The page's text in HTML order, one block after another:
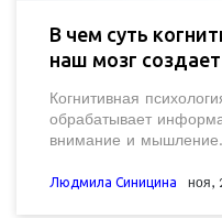
В чем суть
наш мозг
Когнитивная
обрабатывает
внимание и
решения и не
Людмила Синицина ноя,